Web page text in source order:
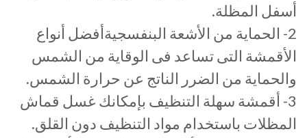
أسفل المظلة.
2- الحماية من الأشعة البنفسجيةأفضل أنواع
الأقمشة التى تساعد فى الوقاية من الشمس
والحماية من الضرر الناتج عن حرارة الشمس.
3- أقمشة سهلة التنظيف بإمكانك غسل قماش
المظلات باستخدام مواد التنظيف دون القلق.